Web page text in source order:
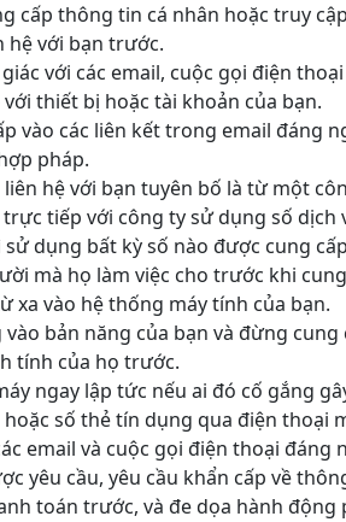
cấp thông tin cá nhân hoặc truy
hệ với bạn trước.
với các email, cuộc gọi điện
với thiết bị hoặc tài khoản của bạn.
vào các liên kết trong email đáng
pháp.
liên hệ với bạn tuyên bố là từ một
trực tiếp với công ty sử dụng số
sử dụng bất kỳ số nào được cung
mà họ làm việc cho trước khi
xa vào hệ thống máy tính của bạn.
bản năng của bạn và đừng
tính của họ trước.
ngay lập tức nếu ai đó cố gắng
số thẻ tín dụng qua điện thoại
email và cuộc gọi điện thoại
yêu cầu, yêu cầu khẩn cấp về
toán trước, và đe dọa hành